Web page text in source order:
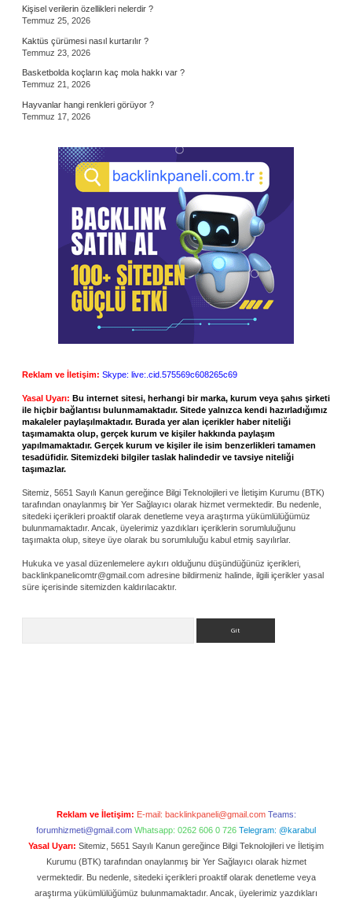
Kişisel verilerin özellikleri nelerdir ?
Temmuz 25, 2026
Kaktüs çürümesi nasıl kurtarılır ?
Temmuz 23, 2026
Basketbolda koçların kaç mola hakkı var ?
Temmuz 21, 2026
Hayvanlar hangi renkleri görüyor ?
Temmuz 17, 2026
Reklam ve İletişim: Skype: live:.cid.575569c608265c69
Yasal Uyarı: Bu internet sitesi, herhangi bir marka, kurum veya şahıs şirketi
ile hiçbir bağlantısı bulunmamaktadır. Sitede yalnızca kendi hazırladığımız
makaleler paylaşılmaktadır. Burada yer alan içerikler haber niteliği
taşımamakta olup, gerçek kurum ve kişiler hakkında paylaşım
yapılmamaktadır. Gerçek kurum ve kişiler ile isim benzerlikleri tamamen
tesadüfidir. Sitemizdeki bilgiler taslak halindedir ve tavsiye niteliği
taşımazlar.
Sitemiz, 5651 Sayılı Kanun gereğince Bilgi Teknolojileri ve İletişim Kurumu (BTK)
tarafından onaylanmış bir Yer Sağlayıcı olarak hizmet vermektedir. Bu nedenle,
sitedeki içerikleri proaktif olarak denetleme veya araştırma yükümlülüğümüz
bulunmamaktadır. Ancak, üyelerimiz yazdıkları içeriklerin sorumluluğunu
taşımakta olup, siteye üye olarak bu sorumluluğu kabul etmiş sayılırlar.
Hukuka ve yasal düzenlemelere aykırı olduğunu düşündüğünüz içerikleri,
backlinkpanelicomtr@gmail.com adresine bildirmeniz halinde, ilgili içerikler yasal
süre içerisinde sitemizden kaldırılacaktır.
Reklam ve İletişim: E-mail: backlinkpaneli@gmail.com Teams:
forumhizmeti@gmail.com Whatsapp: 0262 606 0 726 Telegram: @karabul
Yasal Uyarı: Sitemiz, 5651 Sayılı Kanun gereğince Bilgi Teknolojileri ve İletişim
Kurumu (BTK) tarafından onaylanmış bir Yer Sağlayıcı olarak hizmet
vermektedir. Bu nedenle, sitedeki içerikleri proaktif olarak denetleme veya
araştırma yükümlülüğümüz bulunmamaktadır. Ancak, üyelerimiz yazdıkları